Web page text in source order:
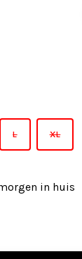
L XL
in huis